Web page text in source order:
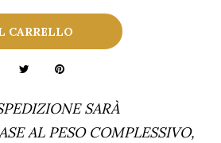
CARRELLO
SARÀ
AL PESO COMPLESSIVO,